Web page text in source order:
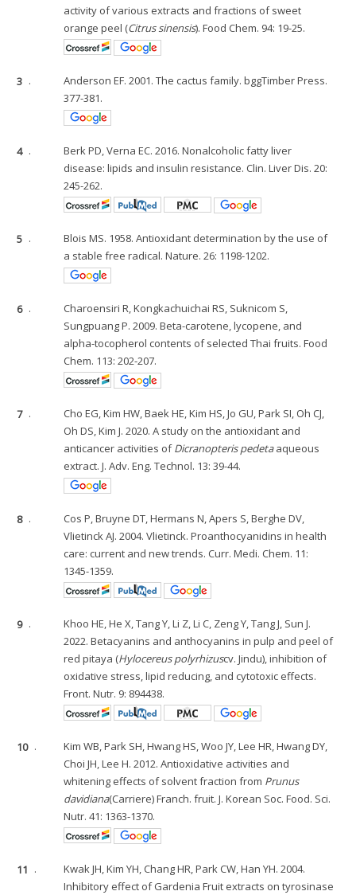
activity of various extracts and fractions of sweet
orange peel (Citrus sinensis). Food Chem. 94: 19-25.
3 .
Anderson EF. 2001. The cactus family. bggTimber Press.
377-381.
4 .
Berk PD, Verna EC. 2016. Nonalcoholic fatty liver
disease: lipids and insulin resistance. Clin. Liver Dis. 20:
245-262.
5 .
Blois MS. 1958. Antioxidant determination by the use of
a stable free radical. Nature. 26: 1198-1202.
6 .
Charoensiri R, Kongkachuichai RS, Suknicom S,
Sungpuang P. 2009. Beta-carotene, lycopene, and
alpha-tocopherol contents of selected Thai fruits. Food
Chem. 113: 202-207.
7 .
Cho EG, Kim HW, Baek HE, Kim HS, Jo GU, Park SI, Oh CJ,
Oh DS, Kim J. 2020. A study on the antioxidant and
anticancer activities ofDicranopteris pedetaaqueous
extract. J. Adv. Eng. Technol. 13: 39-44.
8 .
Cos P, Bruyne DT, Hermans N, Apers S, Berghe DV,
Vlietinck AJ. 2004. Vlietinck. Proanthocyanidins in health
care: current and new trends. Curr. Medi. Chem. 11:
1345-1359.
9 .
Khoo HE, He X, Tang Y, Li Z, Li C, Zeng Y, Tang J, Sun J.
2022. Betacyanins and anthocyanins in pulp and peel of
red pitaya (Hylocereus polyrhizuscv. Jindu), inhibition of
oxidative stress, lipid reducing, and cytotoxic effects.
Front. Nutr. 9: 894438.
10 .
Kim WB, Park SH, Hwang HS, Woo JY, Lee HR, Hwang DY,
Choi JH, Lee H. 2012. Antioxidative activities and
whitening effects of solvent fraction from Prunus
davidiana(Carriere) Franch. fruit. J. Korean Soc. Food. Sci.
Nutr. 41: 1363-1370.
11 .
Kwak JH, Kim YH, Chang HR, Park CW, Han YH. 2004.
Inhibitory effect of Gardenia Fruit extracts on tyrosinase